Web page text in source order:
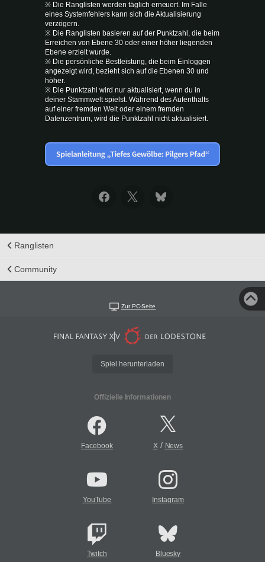
※ Die Ranglisten werden täglich erneuert. Im Falle
eines Systemfehlers kann sich die Aktualisierung
verzögern.
※ Die Ranglisten basieren auf der Punktzahl, die beim
Erreichen von Ebene 30 oder einer höher liegenden
Ebene erzielt wurde.
※ Die persönliche Bestleistung, die beim Einloggen
angezeigt wird, bezieht sich auf die Ebenen 30 und
höher.
※ Die Punktzahl wird nur aktualisiert, wenn du in
deiner Stammwelt spielst. Während des Aufenthalts
auf einer fremden Welt oder einem fremden
Datenzentrum, wird die Punktzahl nicht aktualisiert.
Ranglisten
Community
Zur PC-Seite
Spiel herunterladen
Offizielle Informationen
Facebook X/ News
YouTube Instagram
Twitch Bluesky